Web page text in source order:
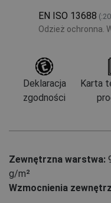
EN ISO 13688
Odzież ochronna.
Deklaracja
zgodności
Karta
Zewnętrzna warstwa:
g/m²
Wzmocnienia